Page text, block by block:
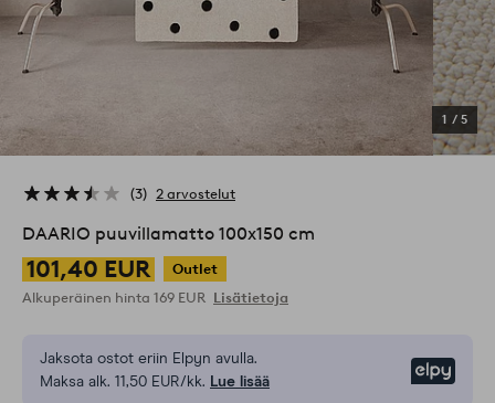
1 / 5
3 2 arvostelut
DAARIO puuvillamatto 100x150 cm
101,40 EUR
Outlet
Alkuperäinen hinta 169 EUR Lisätietoja
Jaksota ostot eriin Elpyn avulla.
Maksa alk. 11,50 EUR/kk. Lue lisää